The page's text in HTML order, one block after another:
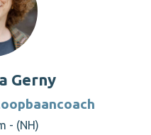
Gerny
- (NH)